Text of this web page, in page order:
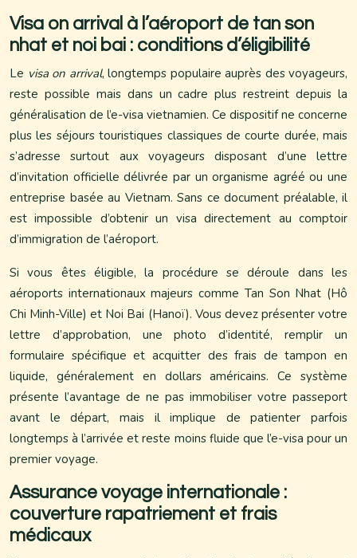
Visa on arrival à l’aéroport de tan son
nhat et noi bai : conditions d’éligibilité
Le visa on arrival, longtemps populaire auprès des voyageurs,
reste possible mais dans un cadre plus restreint depuis la
généralisation de l’e-visa vietnamien. Ce dispositif ne concerne
plus les séjours touristiques classiques de courte durée, mais
s’adresse surtout aux voyageurs disposant d’une lettre
d’invitation officielle délivrée par un organisme agréé ou une
entreprise basée au Vietnam. Sans ce document préalable, il
est impossible d’obtenir un visa directement au comptoir
d’immigration de l’aéroport.
Si vous êtes éligible, la procédure se déroule dans les
aéroports internationaux majeurs comme Tan Son Nhat (Hô
Chi Minh-Ville) et Noi Bai (Hanoï). Vous devez présenter votre
lettre d’approbation, une photo d’identité, remplir un
formulaire spécifique et acquitter des frais de tampon en
liquide, généralement en dollars américains. Ce système
présente l’avantage de ne pas immobiliser votre passeport
avant le départ, mais il implique de patienter parfois
longtemps à l’arrivée et reste moins fluide que l’e-visa pour un
premier voyage.
Assurance voyage internationale :
couverture rapatriement et frais
médicaux